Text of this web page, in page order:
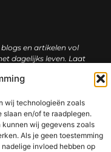
wij technologieën zoals
en/of te raadplegen.
kunnen wij gegevens zoals
Als je geen toestemming
invloed hebben op
en artikelen vol
dagelijks leven. Laat